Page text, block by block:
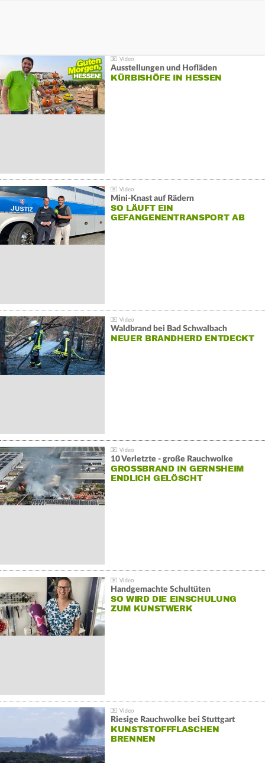
Ausstellungen und Hofläden
KÜRBISHÖFE IN HESSEN
Mini-Knast auf Rädern
SO LÄUFT EIN
GEFANGENENTRANSPORT AB
Waldbrand bei Bad Schwalbach
NEUER BRANDHERD ENTDECKT
10 Verletzte - große Rauchwolke
GROSSBRAND IN GERNSHEIM E
NDLICH GELÖSCHT
Handgemachte Schultüten
SO WIRD DIE EINSCHULUNG
ZUM KUNSTWERK
Riesige Rauchwolke bei Stuttgart
KUNSTSTOFFFLASCHEN
BRENNEN